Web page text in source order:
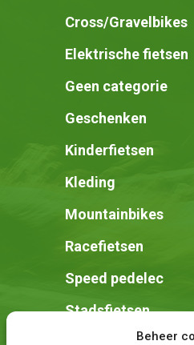
Beheer
Cross/Gravelbikes
Elektrische fietsen
Geen categorie
Geschenken
Kinderfietsen
Kleding
Mountainbikes
Racefietsen
Speed pedelec
Stadsfietsen